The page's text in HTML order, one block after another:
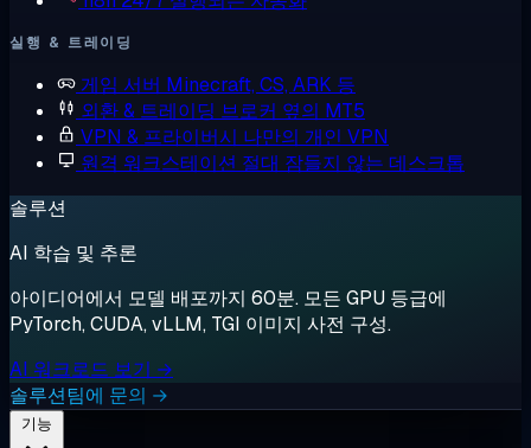
실행 & 트레이딩
게임 서버 Minecraft, CS, ARK 등
외환 & 트레이딩 브로커 옆의 MT5
VPN & 프라이버시 나만의 개인 VPN
원격 워크스테이션 절대 잠들지 않는 데스크톱
솔루션
AI 학습 및 추론
아이디어에서 모델 배포까지 60분. 모든 GPU 등급에
PyTorch, CUDA, vLLM, TGI 이미지 사전 구성.
AI 워크로드 보기 →
솔루션팀에 문의 →